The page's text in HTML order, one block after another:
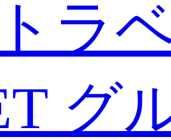
トラ
グ